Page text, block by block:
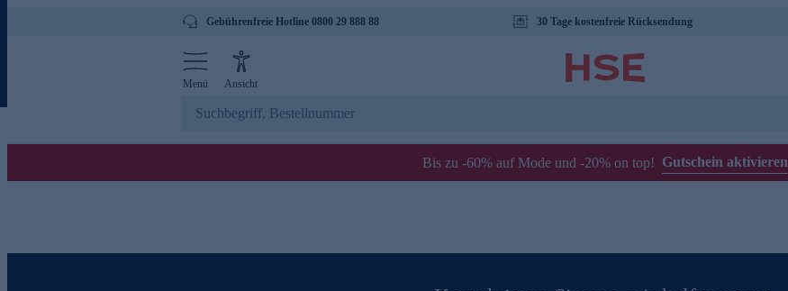
Gebührenfreie Hotline 0800 29 888 88 30 Tage kostenfreie Rücksendung
Menü Ansicht
Bis zu -60% auf Mode und -20% on top! Gutschein aktivieren